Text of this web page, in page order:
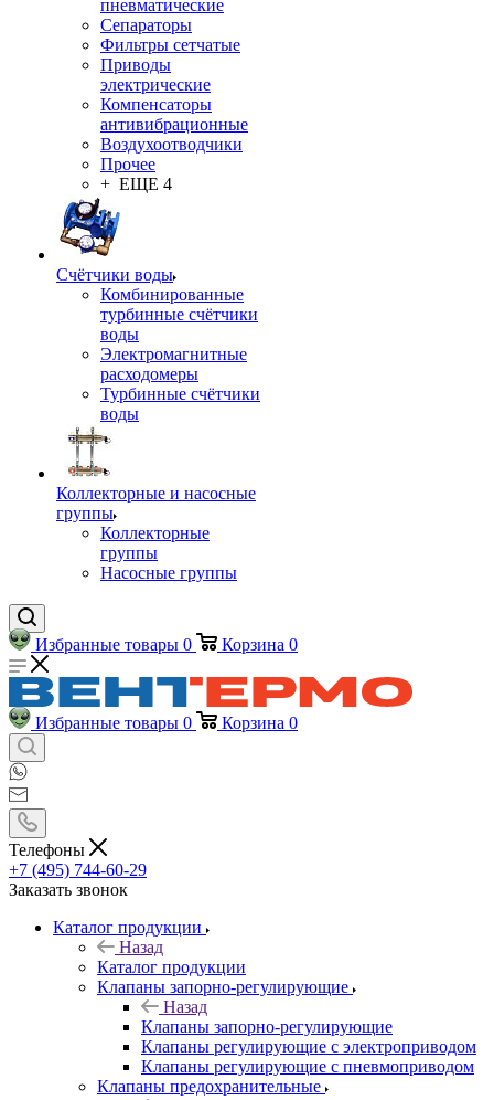
пневматические
Сепараторы
Фильтры сетчатые
Приводы
электрические
Компенсаторы
антивибрационные
Воздухоотводчики
Прочее
+ ЕЩЕ 4
Счётчики воды
Комбинированные
турбинные счётчики
воды
Электромагнитные
расходомеры
Турбинные счётчики
воды
Коллекторные и насосные
группы
Коллекторные
группы
Насосные группы
Избранные товары 0 Корзина 0
Избранные товары 0 Корзина 0
Телефоны
+7 (495) 744-60-29
Заказать звонок
Каталог продукции
Назад
Каталог продукции
Клапаны запорно-регулирующие
Назад
Клапаны запорно-регулирующие
Клапаны регулирующие с электроприводом
Клапаны регулирующие с пневмоприводом
Клапаны предохранительные